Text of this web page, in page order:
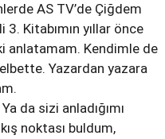
AS TV’de Çiğdem
3. Kitabımın yıllar önce
anlatamam. Kendimle de
Yazardan yazara
da sizi anladığımı
noktası buldum,